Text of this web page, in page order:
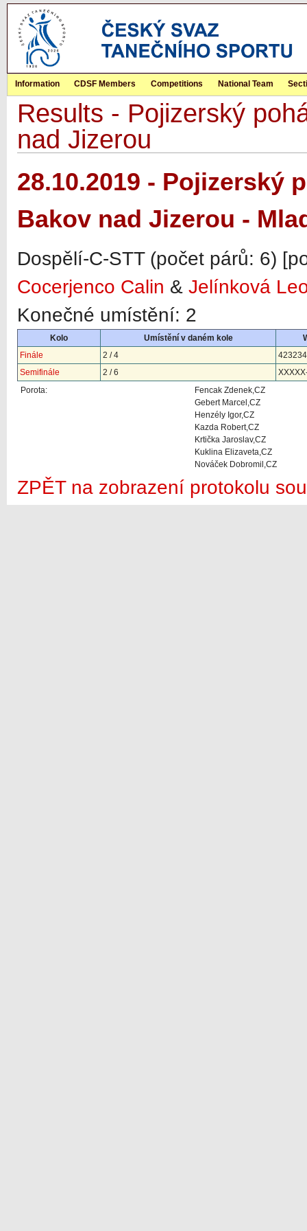
Information CDSF Members Competitions National Team
Results - Pojizerský
nad Jizerou
28.10.2019 - Pojizerský
Bakov nad Jizerou -
Dospělí-C-STT (počet párů: 6)
Cocerjenco Calin & Jelínková
Konečné umístění: 2
Kolo Umístění v daném kole
Finále
2 / 4
Semifinále
2 / 6
Porota:
Fencak Zdenek,CZ
Gebert Marcel,CZ
Henzély Igor,CZ
Kazda Robert,CZ
Krtička Jaroslav,CZ
Kuklina Elizaveta,CZ
Nováček Dobromil,CZ
ZPĚT na zobrazení protokolu